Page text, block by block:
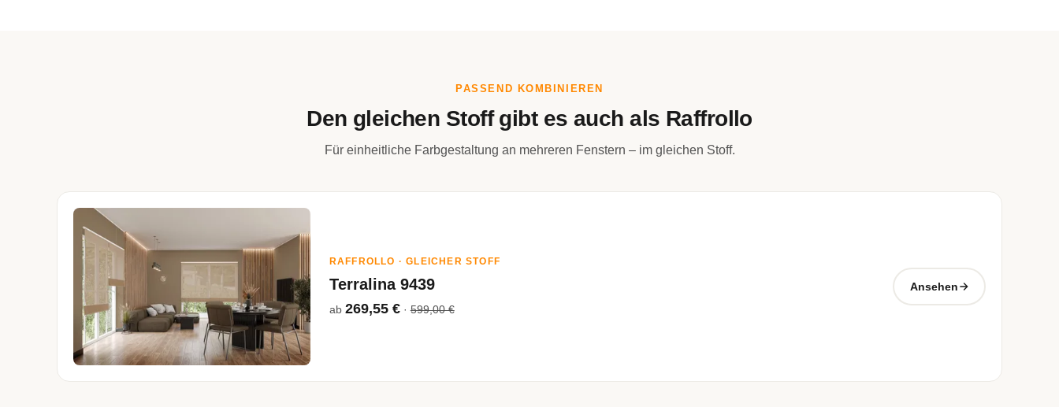
PASSEND KOMBINIEREN
Den gleichen Stoff gibt es auch als Raffrollo
Für einheitliche Farbgestaltung an mehreren Fenstern – im gleichen Stoff.
RAFFROLLO · GLEICHER STOFF
Terralina 9439
ab 269,55 €·599,00 €
Ansehen